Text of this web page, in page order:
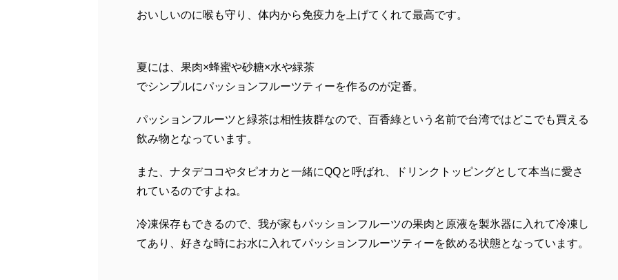
おいしいのに喉も守り、体内から免疫力を上げてくれて最高です。
夏には、果肉×蜂蜜や砂糖×水や緑茶
でシンプルにパッションフルーツティーを作るのが定番。
パッションフルーツと緑茶は相性抜群なので、百香綠という名前で台湾ではどこでも買える
飲み物となっています。
また、ナタデココやタピオカと一緒にQQと呼ばれ、ドリンクトッピングとして本当に愛さ
れているのですよね。
冷凍保存もできるので、我が家もパッションフルーツの果肉と原液を製氷器に入れて冷凍し
てあり、好きな時にお水に入れてパッションフルーツティーを飲める状態となっています。